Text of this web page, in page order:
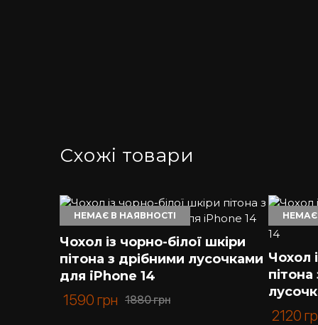
Схожі товари
НЕМАЄ В НАЯВНОСТІ
Чохол із чорно-білої шкіри
пітона з дрібними лусочками
для iPhone 14
1880грн
1590 грн
НЕМАЄ
Чохол
2120